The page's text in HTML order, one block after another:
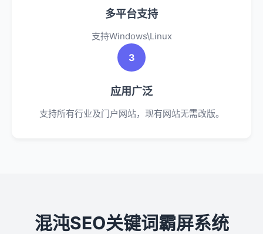
多平台支持
支持Windows\Linux
3
应用广泛
支持所有行业及门户网站，现有网站无需改版。
混沌SEO关键词霸屏系统